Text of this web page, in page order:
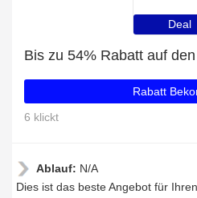
Deal
Rabatt
6 klickt
Ablauf: N/A
Dies ist das beste Angebot für